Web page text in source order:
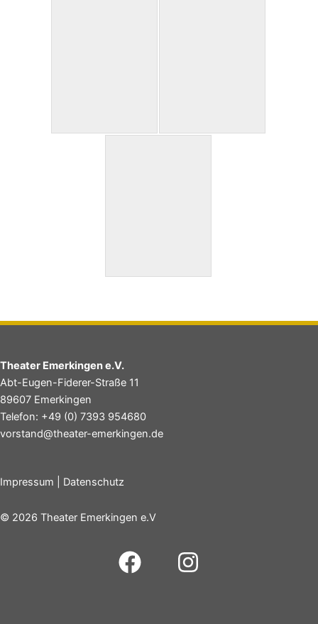
Theater Emerkingen e.V.
Abt-Eugen-Fiderer-Straße 11
89607 Emerkingen
Telefon: +49 (0) 7393 954680
vorstand@theater-emerkingen.de
Impressum Datenschutz
© 2026 Theater Emerkingen e.V